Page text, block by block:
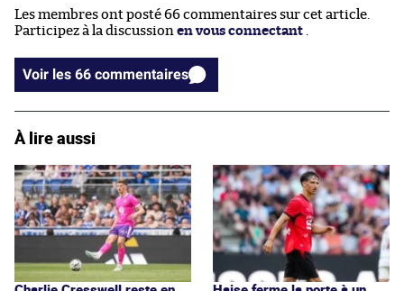
Les membres ont posté 66 commentaires sur cet article.
Participez à la discussion en vous connectant
Voir les 66 commentaires
À lire aussi